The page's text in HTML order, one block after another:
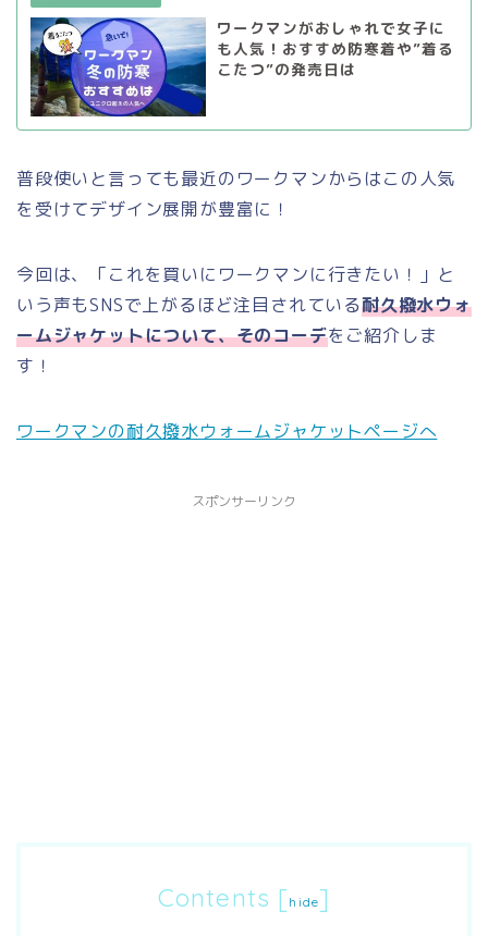
ワークマンがおしゃれで女子に
も人気！おすすめ防寒着や”着る
こたつ”の発売日は
普段使いと言っても最近のワークマンからはこの人気
を受けてデザイン展開が豊富に！
今回は、「これを買いにワークマンに行きたい！」と
いう声もSNSで上がるほど注目されている耐久撥水ウォ
ームジャケットについて、そのコーデをご紹介しま
す！
ワークマンの耐久撥水ウォームジャケットページへ
スポンサーリンク
Contents [ hide]